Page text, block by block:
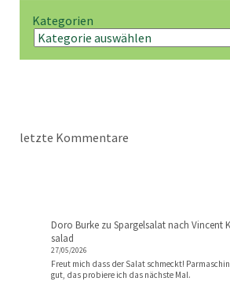
Kategorien
letzte Kommentare
Doro Burke zu Spargelsalat nach Vincent
salad
27/05/2026
Freut mich dass der Salat schmeckt!
gut, das probiere ich das nächste Mal.